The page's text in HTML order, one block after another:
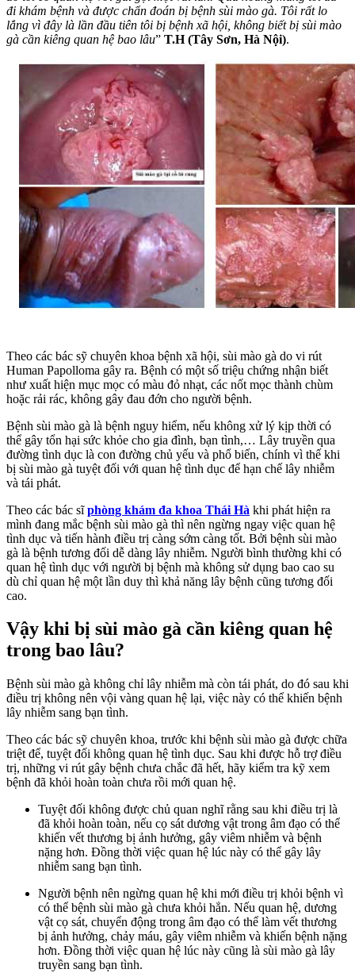
đi khám bệnh và được chẩn đoán bị bệnh sùi mào gà. Tôi rất lo
lắng vì đây là lần đầu tiên tôi bị bệnh xã hội, không biết bị sùi mào
gà cần kiêng quan hệ bao lâu” T.H (Tây Sơn, Hà Nội).
Theo các bác sỹ chuyên khoa bệnh xã hội, sùi mào gà do vi rút
Human Papolloma gây ra. Bệnh có một số triệu chứng nhận biết
như xuất hiện mục mọc có màu đỏ nhạt, các nốt mọc thành chùm
hoặc rải rác, không gây đau đớn cho người bệnh.
Bệnh sùi mào gà là bệnh nguy hiểm, nếu không xử lý kịp thời có
thể gây tổn hại sức khỏe cho gia đình, bạn tình,… Lây truyền qua
đường tình dục là con đường chủ yếu và phổ biến, chính vì thế khi
bị sùi mào gà tuyệt đối với quan hệ tình dục để hạn chế lây nhiễm
và tái phát.
Theo các bác sĩphòng khám đa khoa Thái Hà khi phát hiện ra
mình đang mắc bệnh sùi mào gà thì nên ngừng ngay việc quan hệ
tình dục và tiến hành điều trị càng sớm càng tốt. Bởi bệnh sùi mào
gà là bệnh tương đối dễ dàng lây nhiễm. Người bình thường khi có
quan hệ tình dục với người bị bệnh mà không sử dụng bao cao su
dù chỉ quan hệ một lần duy thì khả năng lây bệnh cũng tương đối
cao.
Vậy khi bị sùi mào gà cần kiêng quan hệ
trong bao lâu?
Bệnh sùi mào gà không chỉ lây nhiễm mà còn tái phát, do đó sau khi
điều trị không nên vội vàng quan hệ lại, việc này có thể khiến bệnh
lây nhiễm sang bạn tình.
Theo các bác sỹ chuyên khoa, trước khi bệnh sùi mào gà được chữa
triệt để, tuyệt đối không quan hệ tình dục. Sau khi được hỗ trợ điều
trị, những vi rút gây bệnh chưa chắc đã hết, hãy kiểm tra kỹ xem
bệnh đã khỏi hoàn toàn chưa rồi mới quan hệ.
Tuyệt đối không được chủ quan nghĩ rằng sau khi điều trị là
đã khỏi hoàn toàn, nếu cọ sát dương vật trong âm đạo có thể
khiến vết thương bị ảnh hưởng, gây viêm nhiễm và bệnh
nặng hơn. Đồng thời việc quan hệ lúc này có thể gây lây
nhiễm sang bạn tình.
Người bệnh nên ngừng quan hệ khi mới điều trị khỏi bệnh vì
có thể bệnh sùi mào gà chưa khỏi hẳn. Nếu quan hệ, dương
vật cọ sát, chuyển động trong âm đạo có thể làm vết thương
bị ảnh hưởng, chảy máu, gây viêm nhiễm và khiến bệnh nặng
hơn. Đồng thời việc quan hệ lúc này cũng là sùi mào gà lây
truyền sang bạn tình.